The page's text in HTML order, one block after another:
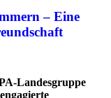
– Eine
Landesgruppe